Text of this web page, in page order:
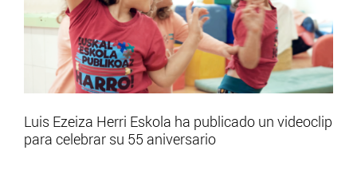
Luis Ezeiza Herri Eskola ha publicado un videoclip
para celebrar su 55 aniversario